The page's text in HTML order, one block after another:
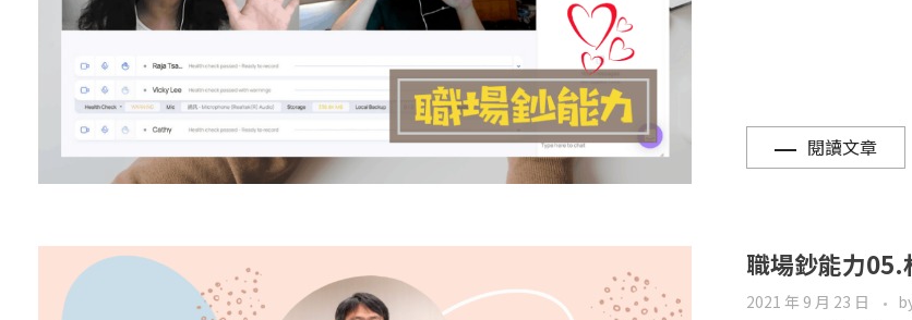
閱讀文章
職場鈔能力
2021 年 9 月 23 日